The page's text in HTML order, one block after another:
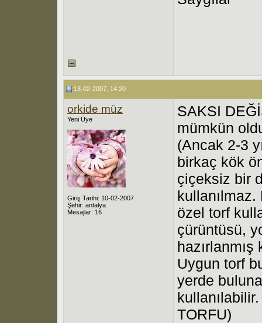
13-02-2007, 14:20
orkide müz
Yeni Üye
Giriş Tarihi: 10-02-2007
Şehir: antalya
Mesajlar: 16
SAKSI
mümkün
(Ancak 2-3
birkaç kök
çiçeksiz bir
özel torf
çürüntüsü,
hazırlanmış
Uygun torf
yerde
TORFU)